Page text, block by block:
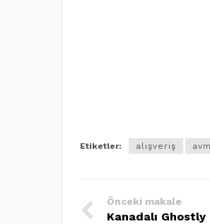
Etiketler: alışveriş avm
Önceki makale
Kanadalı